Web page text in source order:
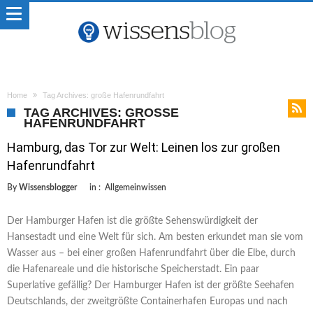
Home Tag Archives: große Hafenrundfahrt
TAG ARCHIVES: GROSSE H
AFENRUNDFAHRT
Hamburg, das Tor zur Welt: Leinen los zur großen
Hafenrundfahrt
By Wissensblogger in : Allgemeinwissen
Der Hamburger Hafen ist die größte Sehenswürdigkeit der
Hansestadt und eine Welt für sich. Am besten erkundet man sie vom
Wasser aus – bei einer großen Hafenrundfahrt über die Elbe, durch
die Hafenareale und die historische Speicherstadt. Ein paar
Superlative gefällig? Der Hamburger Hafen ist der größte Seehafen
Deutschlands, der zweitgrößte Containerhafen Europas und nach